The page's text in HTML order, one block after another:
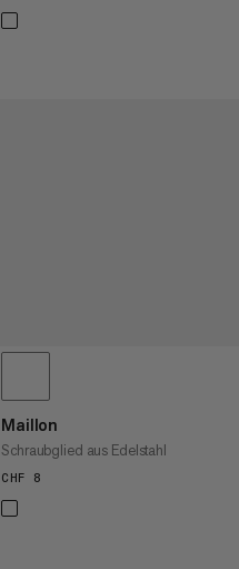
Maillon
Schraubglied aus Edelstahl
CHF 8